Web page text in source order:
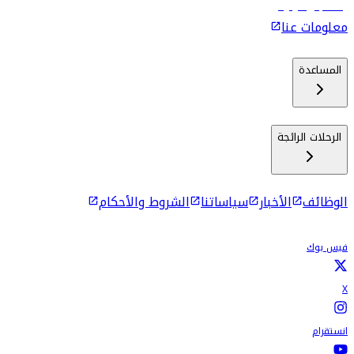
رحلات إلى كولومبو
معلومات عنا
المساعدة
الرحلات الرائجة
الوظائف الأخبار سياساتنا الشروط والأحكام
فيس بوك
X
انستقرام